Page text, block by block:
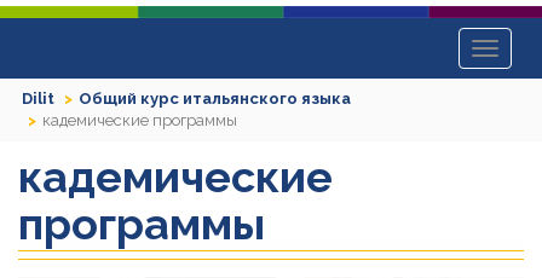
Toggle
Dilit
Общий курс итальянского языка
кадемические программы
кадемические
программы